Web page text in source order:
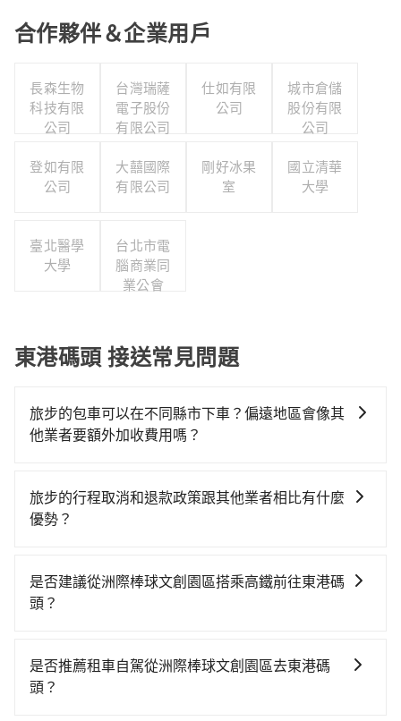
合作夥伴＆企業用戶
長森生物
科技有限
公司
台灣瑞薩
電子股份
有限公司
仕如有限
公司
城市倉儲
股份有限
公司
登如有限
公司
大囍國際
有限公司
剛好冰果
室
國立清華
大學
臺北醫學
大學
台北市電
腦商業同
業公會
東港碼頭 接送常見問題
旅步的包車可以在不同縣市下車？偏遠地區會像其
他業者要額外加收費用嗎？
於偏遠地區，我們提供的價格已經包含了所有基本的費
用，不會像其他業者那樣收取額外費用。但如果您需要
詢到具體的費用。
旅步的行程取消和退款政策跟其他業者相比有什麼
優勢？
性的取消政策，以給予乘客更多的保障和方便。只需在
用車前一天的凌晨六點前完成取消訂單作業，旅步就承
是否建議從洲際棒球文創園區搭乘高鐵前往東港碼
頭？
貴、費時！從最早06:25一直到23:07，台中-左營一天最
多有89班次高鐵可搭乘。假設從洲際棒球文創園區 (台中
是否推薦租車自駕從洲際棒球文創園區去東港碼
頭？